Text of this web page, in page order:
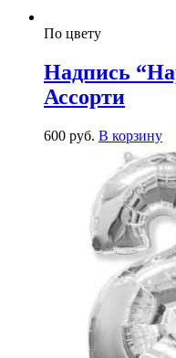
По цвету
Надпись
Ассорти
600 руб. В корзину